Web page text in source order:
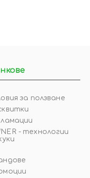
за ползване
- технологии